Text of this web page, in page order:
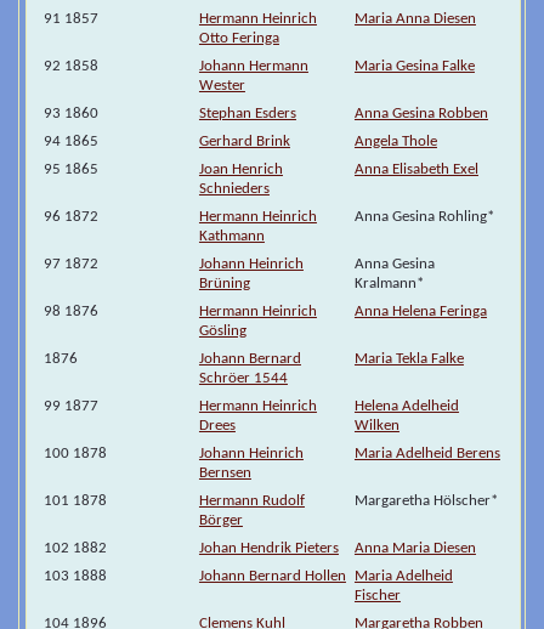
91 1857
Hermann Heinrich
Otto Feringa
Maria Anna Diesen
92 1858
Johann Hermann
Wester
Maria Gesina Falke
93 1860 Stephan Esders
Anna Gesina Robben
94 1865
Gerhard Brink
Angela Thole
95 1865
Joan Henrich
Schnieders
Anna Elisabeth Exel
96 1872
Hermann Heinrich
Kathmann
Anna Gesina Rohling*
97 1872
Johann Heinrich
Brüning
Anna Gesina
Kralmann*
98 1876
Hermann Heinrich
Gösling
Anna Helena Feringa
1876
Johann Bernard
Schröer 1544
Maria Tekla Falke
99 1877
Hermann Heinrich
Drees
Helena Adelheid
Wilken
100 1878
Johann Heinrich
Bernsen
Maria Adelheid Berens
101 1878
Hermann Rudolf
Börger
Margaretha Hölscher*
102 1882 Johan Hendrik Pieters
Anna Maria Diesen
103 1888
Johann Bernard Hollen
Maria Adelheid
Fischer
104 1896
Clemens Kuhl Margaretha Robben